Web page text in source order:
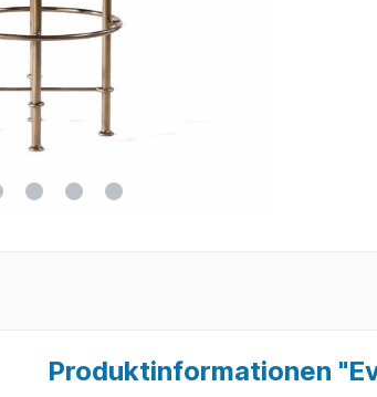
Produktinformationen